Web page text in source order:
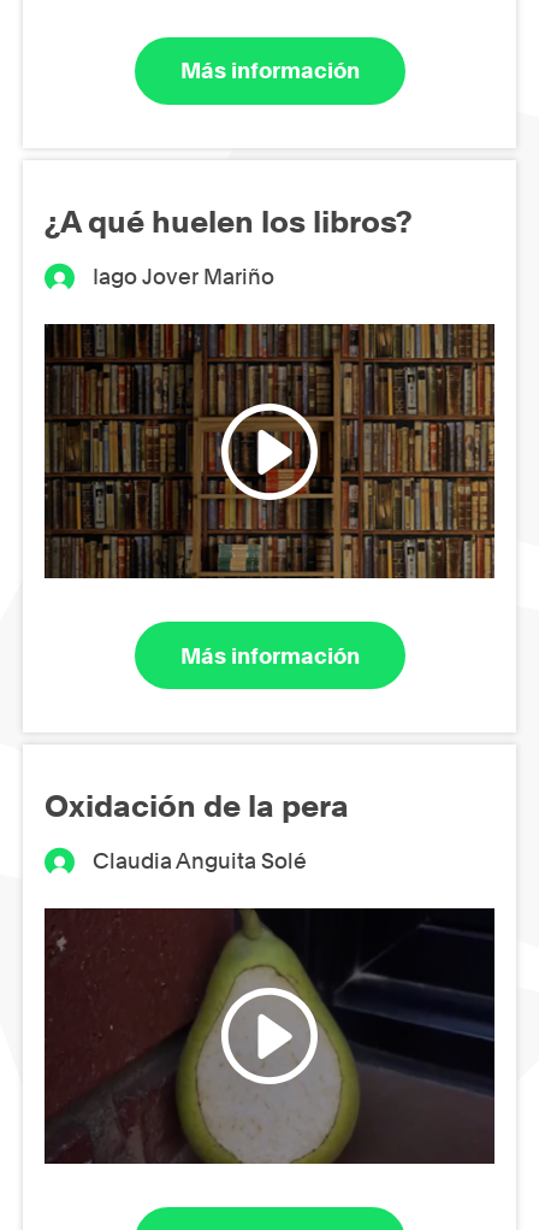
Más información
¿A qué huelen los libros?
Iago Jover Mariño
Más información
Oxidación de la pera
Claudia Anguita Solé